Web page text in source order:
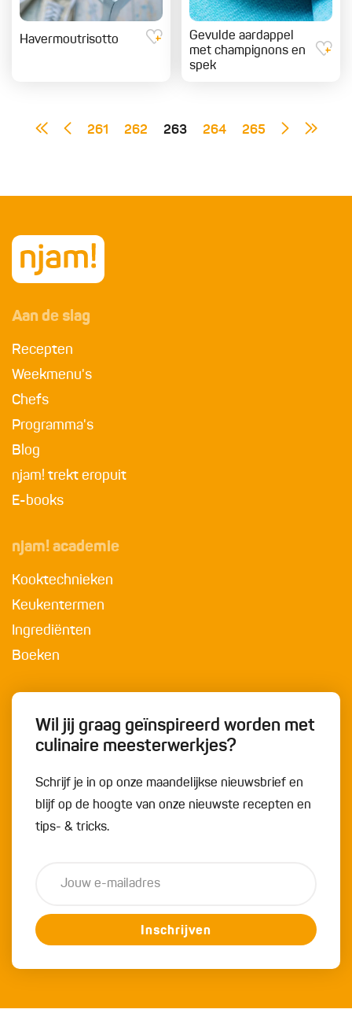
Havermoutrisotto
Gevulde aardappel
met champignons en
spek
261 262 263 264 265
Aan de slag
Recepten
Weekmenu's
Chefs
Programma's
Blog
njam! trekt eropuit
E-books
njam! academie
Kooktechnieken
Keukentermen
Ingrediënten
Boeken
Wil jij graag geïnspireerd worden met
culinaire meesterwerkjes?
Schrijf je in op onze maandelijkse nieuwsbrief en
blijf op de hoogte van onze nieuwste recepten en
tips- & tricks.
Inschrijven